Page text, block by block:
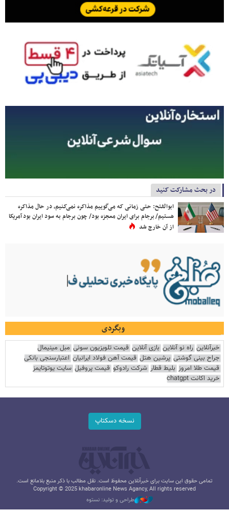
در بحث مشارکت کنید
ابوالفتح: حتی زمانی که می‌گوییم مذاکره نمی‌کنیم، در حال مذاکره
هستیم/ برجام برای ایران معجزه بود/ چون برجام به سود ایران بود آمریکا
از آن خارج شد
وبگردی
خبرآنلاین راه نو آنلاین بازی آنلاین قیمت تلویزیون سونی مبل مینیمال
جراح بینی گوشتی پرشین هتل قیمت آهن فولاد ایرانیان اعتبارسنجی بانکی
قیمت طلا امروز بلیط قطار شرکت رادوکو قیمت پروفیل سایت یوتوتایمز
خرید اکانت chatgpt
نسخه دسکتاپ
تمامی حقوق این سایت برای خبرآنلاین محفوظ است. نقل مطالب با ذکر منبع بلامانع است.
Copyright © 2025 khabaronline News Agancy, All rights reserved
طراحی و تولید: نستوه